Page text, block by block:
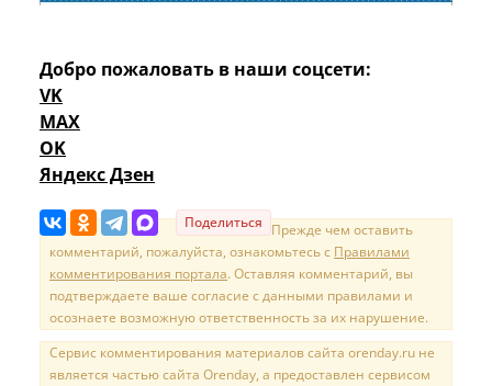
Добро пожаловать в наши соцсети:
VK
MAX
OK
Яндекс Дзен
Поделиться Прежде чем оставить
комментарий, пожалуйста, ознакомьтесь с Правилами
комментирования портала. Оставляя комментарий, вы
подтверждаете ваше согласие с данными правилами и
осознаете возможную ответственность за их нарушение.
Сервис комментирования материалов сайта orenday.ru не
является частью сайта Orenday, а предоставлен сервисом